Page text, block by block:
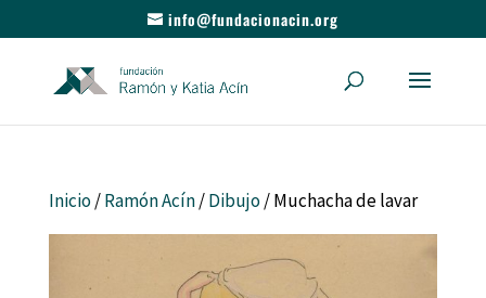
info@fundacionacin.org
Inicio/Ramón Acín/Dibujo/ Muchacha de lavar